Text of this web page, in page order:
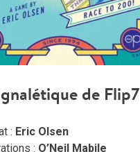
de Flip7
: Eric Olsen
: O’Neil Mabile